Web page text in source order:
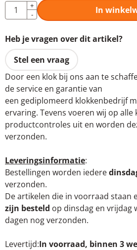
Aantal
+
-
In
Heb je vragen over dit artikel?
Stel een vraag
Door een klok bij ons aan te
de service en garantie van
een gediplomeerd klokkenbedrijf
ervaring. Tevens voeren wij op alle
productcontroles uit en worden
verzonden.
Leveringsinformatie:
Bestellingen worden iedere
verzonden.
De artikelen die in voorraad staan
zijn besteld op dinsdag en vrijdag
dagen nog verzonden.
Levertijd In voorraad, binnen 3